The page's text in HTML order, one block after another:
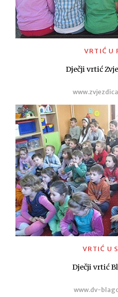
VRTIĆ U
Dječji vrtić
VRTIĆ U
Dječji vrtić
www.dv-